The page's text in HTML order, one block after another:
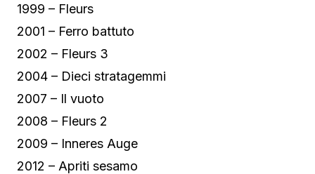
1999 – Fleurs
2001 – Ferro battuto
2002 – Fleurs 3
2004 – Dieci stratagemmi
2007 – Il vuoto
2008 – Fleurs 2
2009 – Inneres Auge
2012 – Apriti sesamo